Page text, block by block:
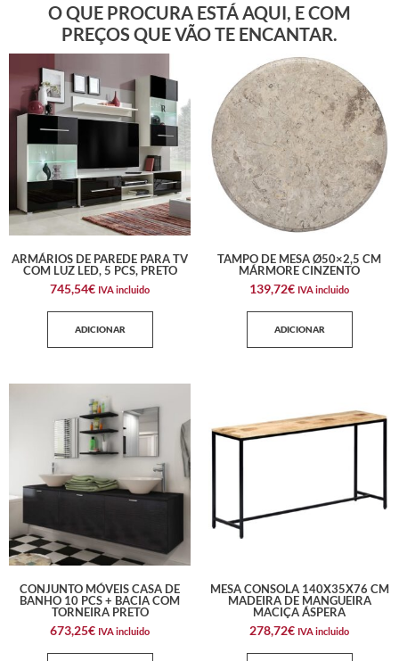
O QUE PROCURA ESTÁ AQUI, E COM
PREÇOS QUE VÃO TE ENCANTAR.
ARMÁRIOS DE PAREDE PARA TV
COM LUZ LED, 5 PCS, PRETO
745,54€ IVA incluido
ADICIONAR
TAMPO DE MESA Ø50×2,5 CM
MÁRMORE CINZENTO
139,72€ IVA incluido
ADICIONAR
CONJUNTO MÓVEIS CASA DE
BANHO 10 PCS + BACIA COM
TORNEIRA PRETO
673,25€ IVA incluido
MESA CONSOLA 140X35X76 CM
MADEIRA DE MANGUEIRA
MACIÇA ÁSPERA
278,72€ IVA incluido